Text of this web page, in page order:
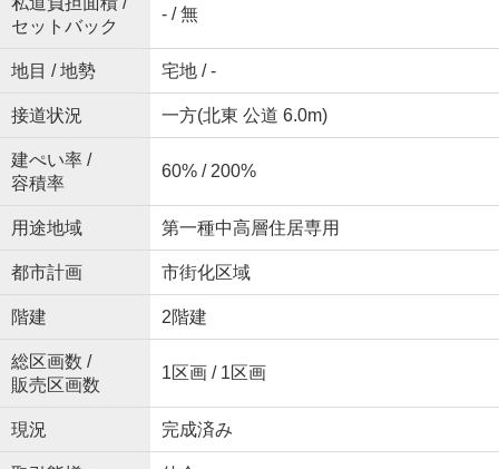
セットバック
- / 無
地目 / 地勢 宅地 / -
接道状況 一方(北東 公道 6.0m)
建ぺい率 /
容積率
60% / 200%
用途地域 第一種中高層住居専用
都市計画 市街化区域
階建 2階建
総区画数 /
販売区画数
1区画 / 1区画
現況 完成済み